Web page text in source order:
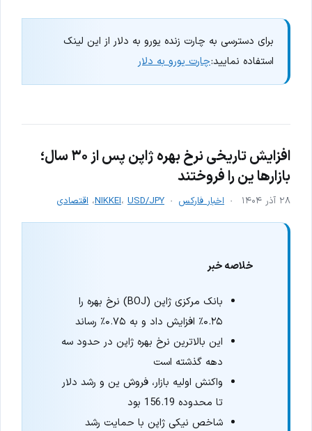
برای دسترسی به چارت زنده یورو به دلار از این لینک
استفاده نمایید:چارت یورو به دلار
افزایش تاریخی نرخ بهره ژاپن پس از ۳۰ سال؛
بازارها ین را فروختند
۲۸ آذر ۱۴۰۴ اخبار فارکس NIKKEI، USD/JPY ، اقتصادی
خلاصه خبر
بانک مرکزی ژاپن (BOJ) نرخ بهره را
۰.۲۵٪ افزایش داد و به ۰.۷۵٪ رساند
این بالاترین نرخ بهره ژاپن در حدود سه
دهه گذشته است
واکنش اولیه بازار، فروش ین و رشد دلار
تا محدوده 156.19 بود
شاخص نیکی ژاپن با حمایت رشد